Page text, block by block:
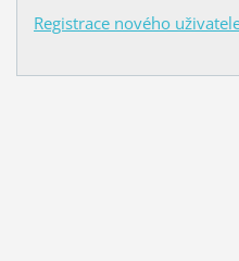
Registrace nového